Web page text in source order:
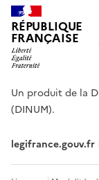
RÉPUBLIQUE
FRANÇAISE
Un produit de la
(DINUM).
legifrance.gouv.fr